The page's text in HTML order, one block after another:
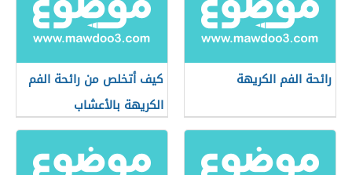
رائحة الفم الكريهة
كيف أتخلص من رائحة الفم
الكريهة بالأعشاب